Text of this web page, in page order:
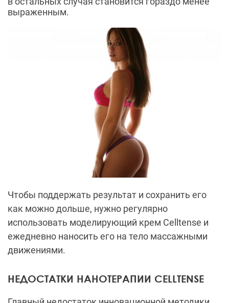
выраженным.
Чтобы поддержать результат и сохранить его
как можно дольше, нужно регулярно
использовать моделирующий крем Celltense и
ежедневно наносить его на тело массажными
движениями.
НЕДОСТАТКИ НАНОТЕРАПИИ CELLTENSE